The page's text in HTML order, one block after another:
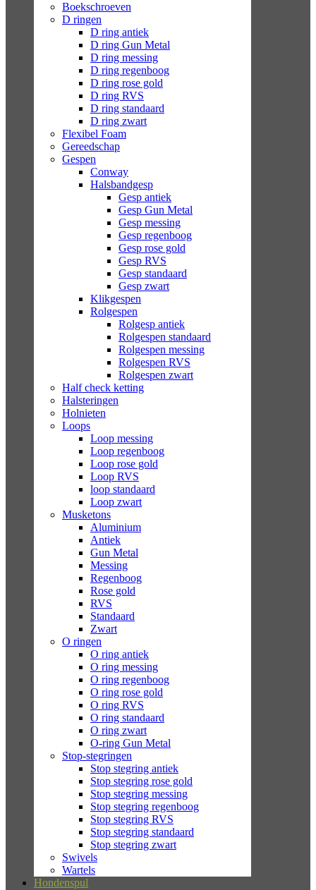
Boekschroeven
D ringen
D ring antiek
D ring Gun Metal
D ring messing
D ring regenboog
D ring rose gold
D ring RVS
D ring standaard
D ring zwart
Flexibel Foam
Gereedschap
Gespen
Conway
Halsbandgesp
Gesp antiek
Gesp Gun Metal
Gesp messing
Gesp regenboog
Gesp rose gold
Gesp RVS
Gesp standaard
Gesp zwart
Klikgespen
Rolgespen
Rolgesp antiek
Rolgespen standaard
Rolgespen messing
Rolgespen RVS
Rolgespen zwart
Half check ketting
Halsteringen
Holnieten
Loops
Loop messing
Loop regenboog
Loop rose gold
Loop RVS
loop standaard
Loop zwart
Musketons
Aluminium
Antiek
Gun Metal
Messing
Regenboog
Rose gold
RVS
Standaard
Zwart
O ringen
O ring antiek
O ring messing
O ring regenboog
O ring rose gold
O ring RVS
O ring standaard
O ring zwart
O-ring Gun Metal
Stop-stegringen
Stop stegring antiek
Stop stegring rose gold
Stop stegring messing
Stop stegring regenboog
Stop stegring RVS
Stop stegring standaard
Stop stegring zwart
Swivels
Wartels
Hondenspul